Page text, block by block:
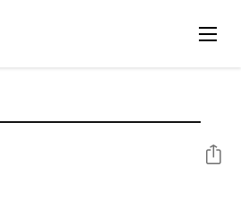
シェア